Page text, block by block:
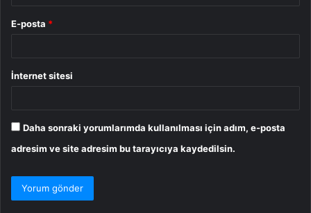
E-posta *
İnternet sitesi
Daha sonraki yorumlarımda kullanılması için adım, e-posta
adresim ve site adresim bu tarayıcıya kaydedilsin.